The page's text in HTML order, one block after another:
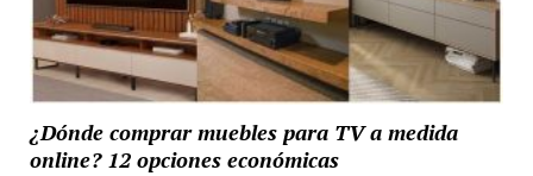
¿Dónde comprar muebles para TV a medida
online? 12 opciones económicas